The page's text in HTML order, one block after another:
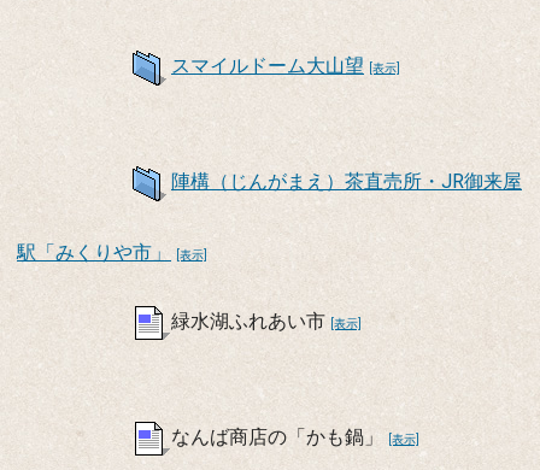
スマイルドーム大山望 [表示]
陣構（じんがまえ）茶直売所・JR御来屋
駅「みくりや市」 [表示]
緑水湖ふれあい市 [表示]
なんば商店の「かも鍋」 [表示]